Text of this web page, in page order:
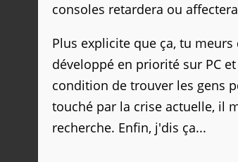
consoles retardera ou
Plus explicite que ça, tu
développé en priorité sur PC
condition de trouver les gens
touché par la crise actuelle, il
recherche. Enfin, j'dis ça...